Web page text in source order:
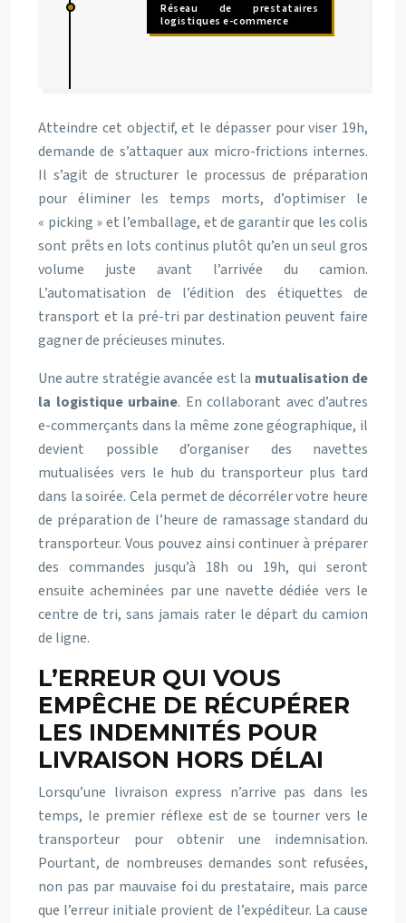
Réseau de prestataires
logistiques e-commerce
Atteindre cet objectif, et le dépasser pour viser 19h,
demande de s’attaquer aux micro-frictions internes.
Il s’agit de structurer le processus de préparation
pour éliminer les temps morts, d’optimiser le
« picking » et l’emballage, et de garantir que les colis
sont prêts en lots continus plutôt qu’en un seul gros
volume juste avant l’arrivée du camion.
L’automatisation de l’édition des étiquettes de
transport et la pré-tri par destination peuvent faire
gagner de précieuses minutes.
Une autre stratégie avancée est la mutualisation de
la logistique urbaine. En collaborant avec d’autres
e-commerçants dans la même zone géographique, il
devient possible d’organiser des navettes
mutualisées vers le hub du transporteur plus tard
dans la soirée. Cela permet de décorréler votre heure
de préparation de l’heure de ramassage standard du
transporteur. Vous pouvez ainsi continuer à préparer
des commandes jusqu’à 18h ou 19h, qui seront
ensuite acheminées par une navette dédiée vers le
centre de tri, sans jamais rater le départ du camion
de ligne.
L’ERREUR QUI VOUS
EMPÊCHE DE RÉCUPÉRER
LES INDEMNITÉS POUR
LIVRAISON HORS DÉLAI
Lorsqu’une livraison express n’arrive pas dans les
temps, le premier réflexe est de se tourner vers le
transporteur pour obtenir une indemnisation.
Pourtant, de nombreuses demandes sont refusées,
non pas par mauvaise foi du prestataire, mais parce
que l’erreur initiale provient de l’expéditeur. La cause